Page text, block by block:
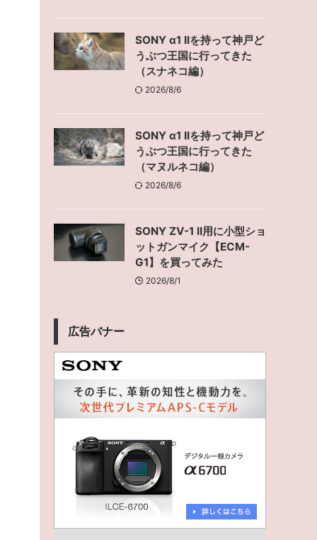
SONY α1 IIを持って神戸ど
うぶつ王国に行ってきた
（スナネコ編）
2026/8/6
SONY α1 IIを持って神戸ど
うぶつ王国に行ってきた
（マヌルネコ編）
2026/8/6
SONY ZV-1 II用に小型ショ
ットガンマイク【ECM-
G1】を買ってみた
2026/8/1
広告バナー